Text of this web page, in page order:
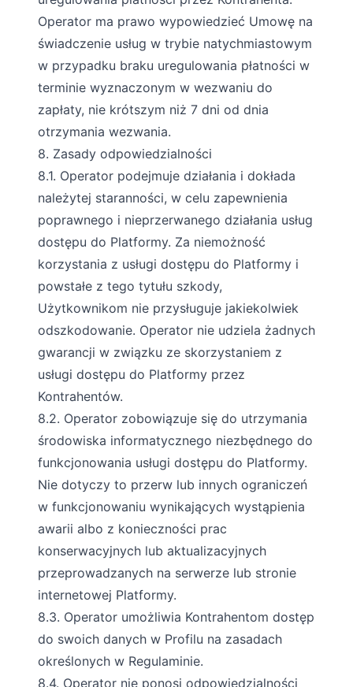
Operator ma prawo wypowiedzieć Umowę na
świadczenie usług w trybie natychmiastowym
w przypadku braku uregulowania płatności w
terminie wyznaczonym w wezwaniu do
zapłaty, nie krótszym niż 7 dni od dnia
otrzymania wezwania.
8. Zasady odpowiedzialności
8.1. Operator podejmuje działania i dokłada
należytej staranności, w celu zapewnienia
poprawnego i nieprzerwanego działania usług
dostępu do Platformy. Za niemożność
korzystania z usługi dostępu do Platformy i
powstałe z tego tytułu szkody,
Użytkownikom nie przysługuje jakiekolwiek
odszkodowanie. Operator nie udziela żadnych
gwarancji w związku ze skorzystaniem z
usługi dostępu do Platformy przez
Kontrahentów.
8.2. Operator zobowiązuje się do utrzymania
środowiska informatycznego niezbędnego do
funkcjonowania usługi dostępu do Platformy.
Nie dotyczy to przerw lub innych ograniczeń
w funkcjonowaniu wynikających wystąpienia
awarii albo z konieczności prac
konserwacyjnych lub aktualizacyjnych
przeprowadzanych na serwerze lub stronie
internetowej Platformy.
8.3. Operator umożliwia Kontrahentom dostęp
do swoich danych w Profilu na zasadach
określonych w Regulaminie.
8.4. Operator nie ponosi odpowiedzialności